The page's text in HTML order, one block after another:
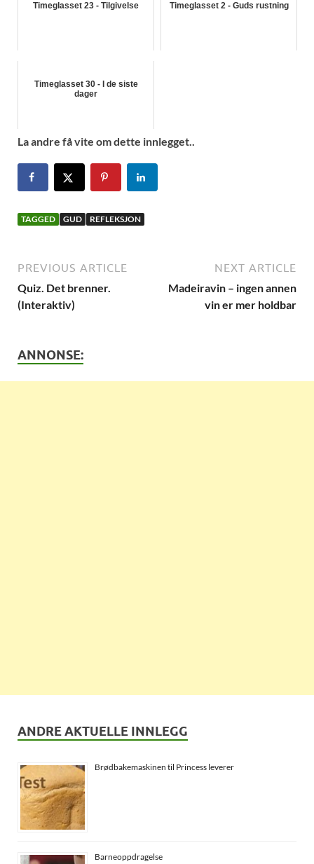
Timeglasset 23 - Tilgivelse Timeglasset 2 - Guds rustning
Timeglasset 30 - I de siste
dager
La andre få vite om dette innlegget..
TAGGED GUD REFLEKSJON
PREVIOUS ARTICLE
Quiz. Det brenner.
(Interaktiv)
NEXT ARTICLE
Madeiravin – ingen annen
vin er mer holdbar
ANNONSE:
ANDRE AKTUELLE INNLEGG
Brødbakemaskinen til Princess leverer
Barneoppdragelse